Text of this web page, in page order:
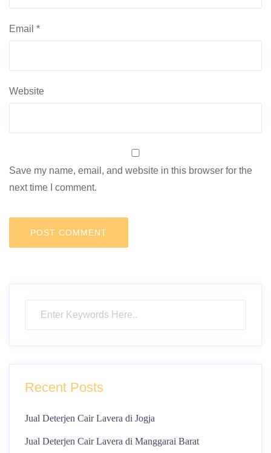
Email *
Website
Save my name, email, and website in this browser for the
next time I comment.
Recent Posts
Jual Deterjen Cair Lavera di Jogja
Jual Deterjen Cair Lavera di Manggarai Barat